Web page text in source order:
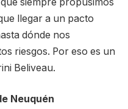
llegar a un pacto
dónde nos
riesgos. Por eso es un
Beliveau.
Neuquén